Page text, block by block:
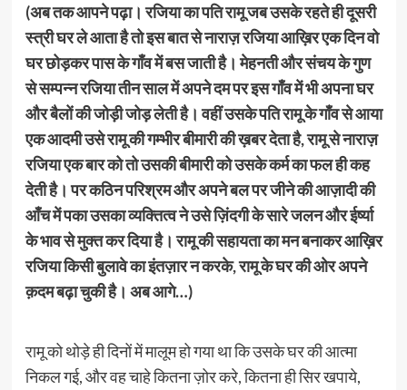
(अब तक आपने पढ़ा। रजिया का पति रामू जब उसके रहते ही दूसरी
स्त्री घर ले आता है तो इस बात से नाराज़ रजिया आख़िर एक दिन वो
घर छोड़कर पास के गाँव में बस जाती है। मेहनती और संचय के गुण
से सम्पन्न रजिया तीन साल में अपने दम पर इस गाँव में भी अपना घर
और बैलों की जोड़ी जोड़ लेती है। वहीं उसके पति रामू के गाँव से आया
एक आदमी उसे रामू की गम्भीर बीमारी की ख़बर देता है, रामू से नाराज़
रजिया एक बार को तो उसकी बीमारी को उसके कर्म का फल ही कह
देती है। पर कठिन परिश्रम और अपने बल पर जीने की आज़ादी की
आँच में पका उसका व्यक्तित्व ने उसे ज़िंदगी के सारे जलन और ईर्ष्या
के भाव से मुक्त कर दिया है। रामू की सहायता का मन बनाकर आख़िर
रजिया किसी बुलावे का इंतज़ार न करके, रामू के घर की ओर अपने
क़दम बढ़ा चुकी है। अब आगे…)
रामू को थोड़े ही दिनों में मालूम हो गया था कि उसके घर की आत्मा
निकल गई, और वह चाहे कितना ज़ोर करे, कितना ही सिर खपाये,